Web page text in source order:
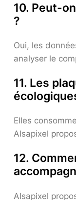
10. Peut-
?
Oui, les
analyser le
11. Les
Elles
Alsapixel
12.
Alsapixel